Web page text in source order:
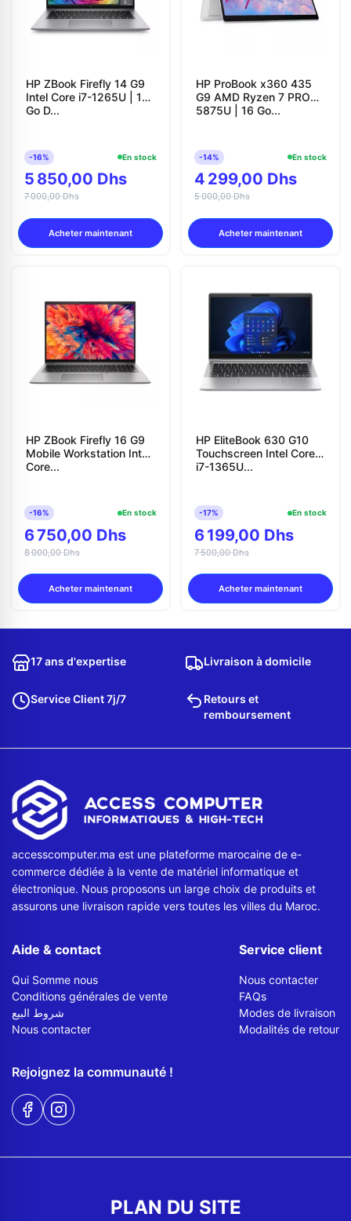
HP ZBook Firefly 14 G9
Intel Core i7-1265U | 16
Go D...
-16% En stock
5 850,00 Dhs
7 000,00 Dhs
Acheter maintenant
HP ProBook x360 435
G9 AMD Ryzen 7 PRO
5875U | 16 Go...
-14% En stock
4 299,00 Dhs
5 000,00 Dhs
Acheter maintenant
HP ZBook Firefly 16 G9
Mobile Workstation Intel
Core...
-16% En stock
6 750,00 Dhs
8 000,00 Dhs
Acheter maintenant
HP EliteBook 630 G10
Touchscreen Intel Core
i7-1365U...
-17% En stock
6 199,00 Dhs
7 500,00 Dhs
Acheter maintenant
17 ans d'expertise Livraison à domicile
Service Client 7j/7
Retours et
remboursement
accesscomputer.ma est une plateforme marocaine de e-
commerce dédiée à la vente de matériel informatique et
électronique. Nous proposons un large choix de produits et
assurons une livraison rapide vers toutes les villes du Maroc.
Aide & contact
Qui Somme nous
Conditions générales de vente
شروط البيع
Nous contacter
Service client
Nous contacter
FAQs
Modes de livraison
Modalités de retour
Rejoignez la communauté !
PLAN DU SITE